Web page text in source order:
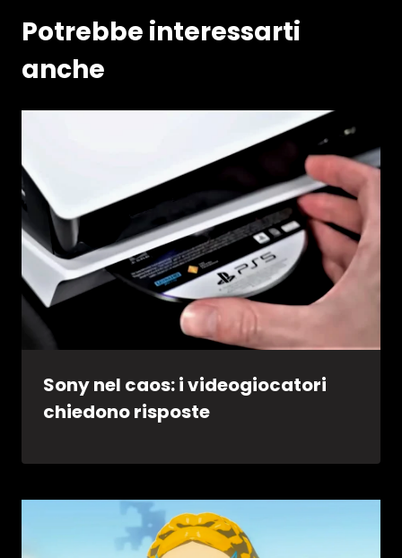
Potrebbe interessarti
anche
Sony nel caos: i videogiocatori
chiedono risposte